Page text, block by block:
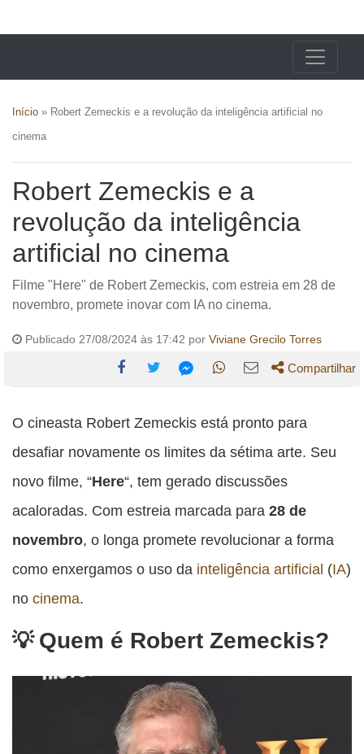
Início » Robert Zemeckis e a revolução da inteligência artificial no
cinema
Robert Zemeckis e a
revolução da inteligência
artificial no cinema
Filme "Here" de Robert Zemeckis, com estreia em 28 de
novembro, promete inovar com IA no cinema.
Publicado 27/08/2024 às 17:42 por Viviane Grecilo Torres
esta
publicação
Facebook
esta
publicação
Twitter
esta
publicação
esta
publicação
esta
publicação
Compartilhar
O cineasta Robert Zemeckis está pronto para
desafiar novamente os limites da sétima arte. Seu
novo filme, “Here“, tem gerado discussões
acaloradas. Com estreia marcada para 28 de
novembro, o longa promete revolucionar a forma
como enxergamos o uso da inteligência artificial (IA)
no cinema.
Quem é Robert Zemeckis?